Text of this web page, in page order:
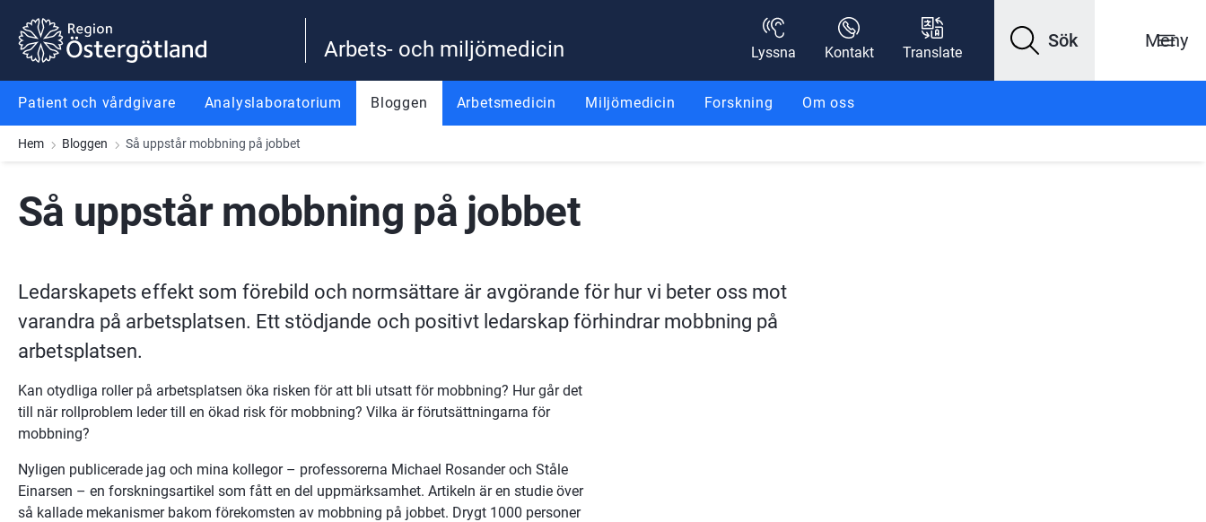
Gå till innehåll
Gå till meny
Gå till sidfot
Arbets- och miljömedicin Lyssna Kontakt Translate
Sök Meny
Patient och vårdgivare Analyslaboratorium Bloggen Arbetsmedicin Miljömedicin Forskning Om oss
Hem Bloggen Så uppstår mobbning på jobbet
Så uppstår mobbning på jobbet
Ledarskapets effekt som förebild och normsättare är avgörande för hur vi beter oss mot
varandra på arbetsplatsen. Ett stödjande och positivt ledarskap förhindrar mobbning på
arbetsplatsen.
Kan otydliga roller på arbetsplatsen öka risken för att bli utsatt för mobbning? Hur går det
till när rollproblem leder till en ökad risk för mobbning? Vilka är förutsättningarna för
mobbning?
Nyligen publicerade jag och mina kollegor – professorerna Michael Rosander och Ståle
Einarsen – en forskningsartikel som fått en del uppmärksamhet. Artikeln är en studie över
så kallade mekanismer bakom förekomsten av mobbning på jobbet. Drygt 1000 personer